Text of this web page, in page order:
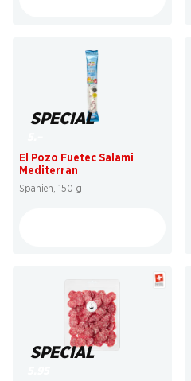
SPECIAL
El Pozo Fuetec Salami
Mediterran
Spanien, 150 g
SPECIAL